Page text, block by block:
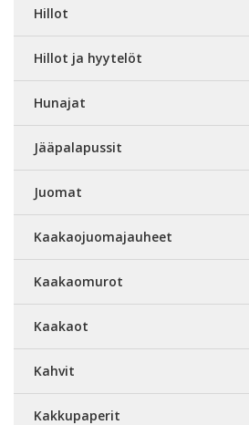
Hillot
Hillot ja hyytelöt
Hunajat
Jääpalapussit
Juomat
Kaakaojuomajauheet
Kaakaomurot
Kaakaot
Kahvit
Kakkupaperit